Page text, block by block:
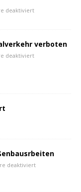
deaktiviert
verboten
deaktiviert
deaktiviert